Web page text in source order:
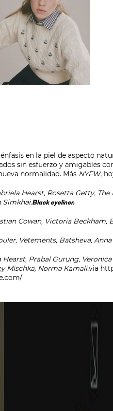
en la piel de aspecto
sin esfuerzo y amigables
normalidad. Más NYFW,
Hearst, Rosetta Getty,
Simkhai.Black eyeliner.
Cowan, Victoria Beckham,
Vetements, Batsheva, Anna
Hearst, Prabal Gurung,
Mischka, Norma Kamali.via